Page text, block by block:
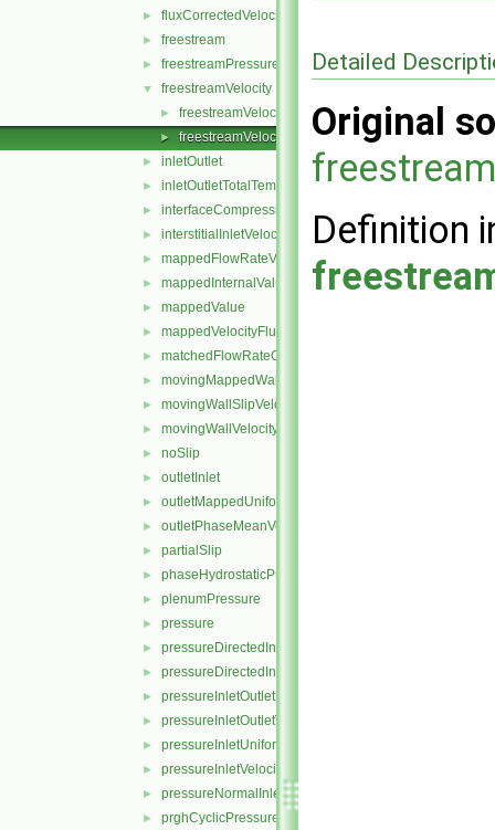
► fluxCorrectedVelocity
► freestream
► freestreamPressure
▼ freestreamVelocity
► freestreamVelocityFvPatchVectorField.C
► freestreamVelocityFvPatchVectorField.H
► inletOutlet
► inletOutletTotalTemperature
► interfaceCompression
► interstitialInletVelocity
► mappedFlowRateVelocity
► mappedInternalValue
► mappedValue
► mappedVelocityFlux
► matchedFlowRateOutletVelocity
► movingMappedWallVelocity
► movingWallSlipVelocity
► movingWallVelocity
► noSlip
► outletInlet
► outletMappedUniformInlet
► outletPhaseMeanVelocity
► partialSlip
► phaseHydrostaticPressure
► plenumPressure
► pressure
► pressureDirectedInletOutletVelocity
► pressureDirectedInletVelocity
► pressureInletOutletParSlipVelocity
► pressureInletOutletVelocity
► pressureInletUniformVelocity
► pressureInletVelocity
► pressureNormalInletOutletVelocity
► prghCyclicPressure
Detailed
Original
Definition